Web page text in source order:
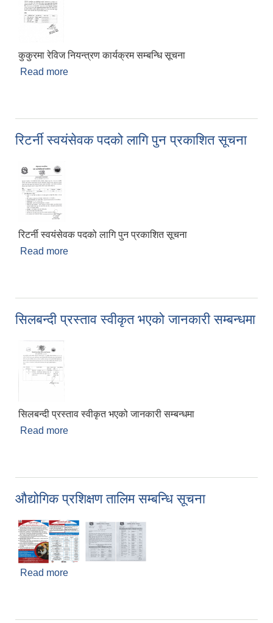
कुकुरमा रेविज नियन्त्रण कार्यक्रम सम्बन्धि सूचना
Read more
रिटर्नी स्वयंसेवक पदको लागि पुन प्रकाशित सूचना
रिटर्नी स्वयंसेवक पदको लागि पुन प्रकाशित सूचना
Read more
सिलबन्दी प्रस्ताव स्वीकृत भएको जानकारी सम्बन्धमा
सिलबन्दी प्रस्ताव स्वीकृत भएको जानकारी सम्बन्धमा
Read more
औद्योगिक प्रशिक्षण तालिम सम्बन्धि सूचना
Read more